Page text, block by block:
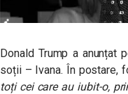
Donald Trump a anunțat
soții – Ivana. În postare,
toți cei care au iubit-o,